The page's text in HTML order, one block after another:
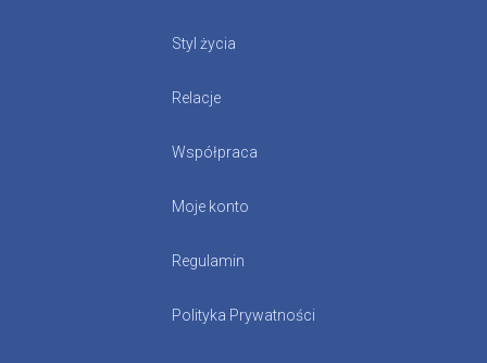
Styl życia
Relacje
Współpraca
Moje konto
Regulamin
Polityka Prywatności